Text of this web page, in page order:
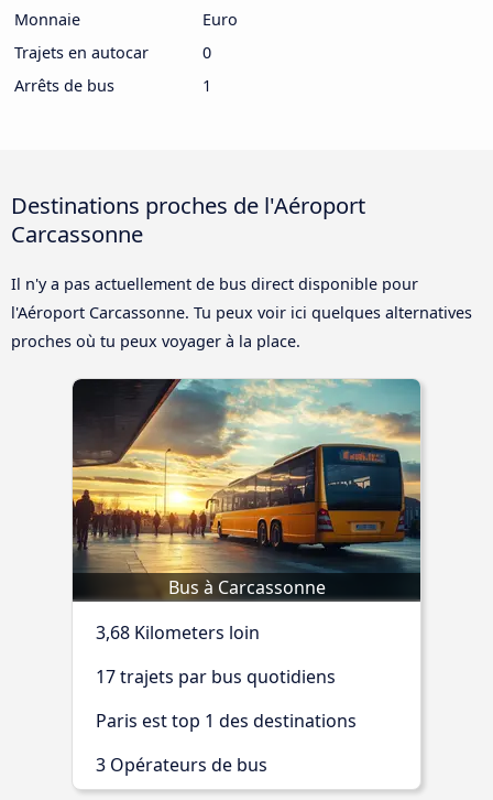
Monnaie
Euro
Trajets en autocar
0
Arrêts de bus
1
Destinations proches de l'Aéroport
Carcassonne
Il n'y a pas actuellement de bus direct disponible pour
l'Aéroport Carcassonne. Tu peux voir ici quelques alternatives
proches où tu peux voyager à la place.
Bus à Carcassonne
3,68 Kilometers loin
17 trajets par bus quotidiens
Paris est top 1 des destinations
3 Opérateurs de bus